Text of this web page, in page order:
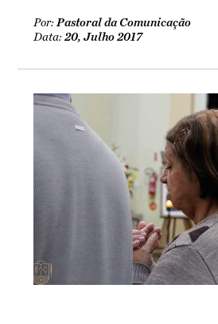
Por:Pastoral da Comunicação
Data:20, Julho 2017